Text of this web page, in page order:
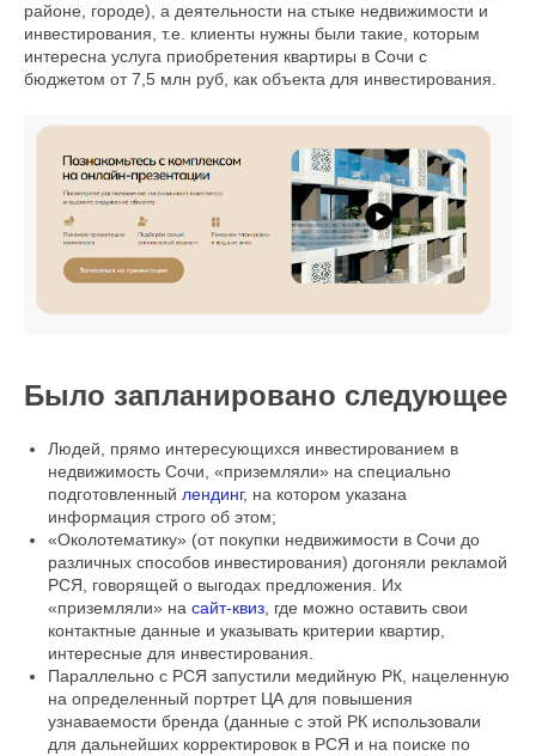
районе, городе), а деятельности на стыке недвижимости и
инвестирования, т.е. клиенты нужны были такие, которым
интересна услуга приобретения квартиры в Сочи с
бюджетом от 7,5 млн руб, как объекта для инвестирования.
Было запланировано следующее
Людей, прямо интересующихся инвестированием в
недвижимость Сочи, «приземляли» на специально
подготовленный лендинг, на котором указана
информация строго об этом;
«Околотематику» (от покупки недвижимости в Сочи до
различных способов инвестирования) догоняли рекламой
РСЯ, говорящей о выгодах предложения. Их
«приземляли» на сайт-квиз, где можно оставить свои
контактные данные и указывать критерии квартир,
интересные для инвестирования.
Параллельно с РСЯ запустили медийную РК, нацеленную
на определенный портрет ЦА для повышения
узнаваемости бренда (данные с этой РК использовали
для дальнейших корректировок в РСЯ и на поиске по